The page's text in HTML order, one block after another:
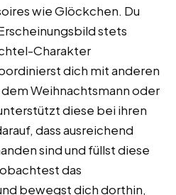
wie Glöckchen. Du
stets
Charakter
dich mit anderen
Weihnachtsmann oder
diese bei ihren
dass ausreichend
sind und füllst diese
das
bewegst dich dorthin,